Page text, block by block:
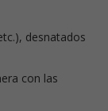
desnatados
con las